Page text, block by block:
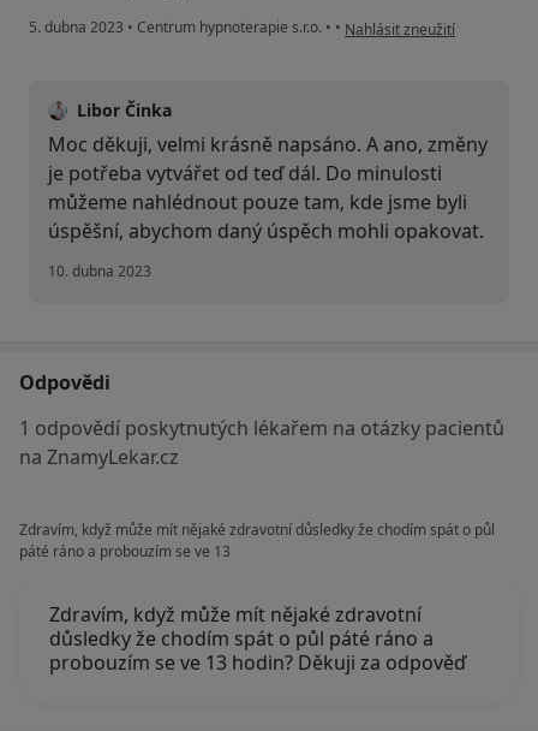
5. dubna 2023 • Centrum hypnoterapie s.r.o. • • podle názoru uživatele
Nahlásit zneužití
Libor Činka
Moc děkuji, velmi krásně napsáno. A ano, změny
je potřeba vytvářet od teď dál. Do minulosti
můžeme nahlédnout pouze tam, kde jsme byli
úspěšní, abychom daný úspěch mohli opakovat.
10. dubna 2023
Odpovědi
1 odpovědí poskytnutých lékařem na otázky pacientů
na ZnamyLekar.cz
Zdravím, když může mít nějaké zdravotní důsledky že chodím spát o půl
páté ráno a probouzím se ve 13
Zdravím, když může mít nějaké zdravotní
důsledky že chodím spát o půl páté ráno a
probouzím se ve 13 hodin? Děkuji za odpověď